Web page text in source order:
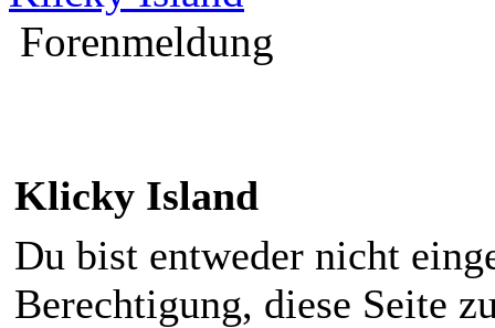
Forenmeldung
Klicky Island
Du bist entweder nicht
Berechtigung, diese Seite